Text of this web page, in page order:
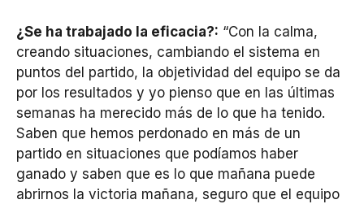
¿Se ha trabajado la eficacia?: “Con la calma,
creando situaciones, cambiando el sistema en
puntos del partido, la objetividad del equipo se da
por los resultados y yo pienso que en las últimas
semanas ha merecido más de lo que ha tenido.
Saben que hemos perdonado en más de un
partido en situaciones que podíamos haber
ganado y saben que es lo que mañana puede
abrirnos la victoria mañana, seguro que el equipo